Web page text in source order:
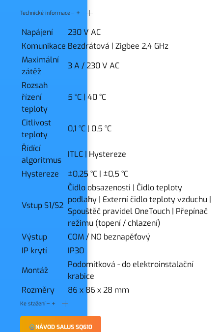
Technické informace
Napájení
230 V AC
Komunikace Bezdrátová | Zigbee 2,4 GHz
Maximální
zátěž
3 A / 230 V AC
Rozsah
řízení
teploty
5 °C | 40 °C
Citlivost
teploty
0,1 °C | 0,5 °C
Řídící
algoritmus
ITLC | Hystereze
Hystereze
±0,25 °C | ±0,5 °C
Vstup S1/S2
Čidlo obsazenosti | Čidlo teploty
podlahy | Externí čidlo teploty vzduchu |
Spouštěč pravidel OneTouch | Přepínač
režimu (topení / chlazení)
Výstup
COM / NO beznapěťový
IP krytí
IP30
Montáž
Podomítková - do elektroinstalační
krabice
Rozměry
86 x 86 x 28 mm
Ke stažení
NÁVOD SALUS SQ610